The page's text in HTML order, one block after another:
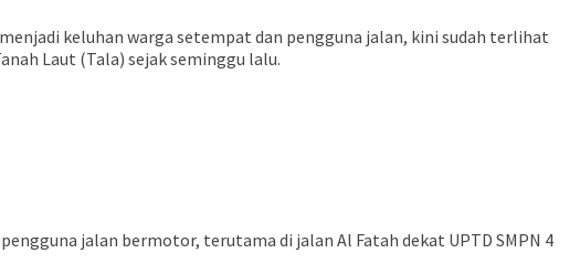
keluhan warga setempat dan pengguna jalan, kini sudah terlihat
Laut (Tala) sejak seminggu lalu.
jalan bermotor, terutama di jalan Al Fatah dekat UPTD SMPN 4